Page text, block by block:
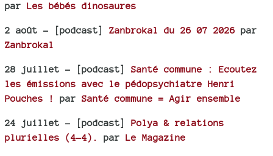
par Les bébés dinosaures
2 août - [podcast] Zanbrokal du 26 07 2026 par
Zanbrokal
28 juillet - [podcast] Santé commune : Ecoutez
les émissions avec le pédopsychiatre Henri
Pouches !
par Santé commune = Agir ensemble
24 juillet - [podcast] Polya & relations
plurielles (4-4).
par Le Magazine